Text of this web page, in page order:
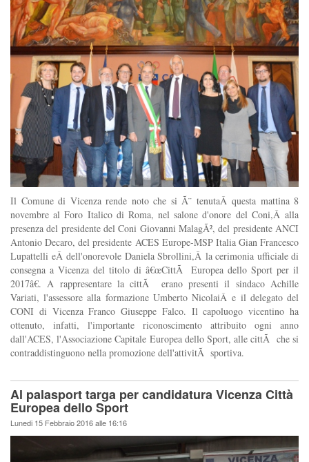
Il Comune di Vicenza rende noto che si Ã¨ tenutaÂ questa mattina 8
novembre al Foro Italico di Roma, nel salone d'onore del Coni,Â alla
presenza del presidente del Coni Giovanni MalagÃ², del presidente ANCI
Antonio Decaro, del presidente ACES Europe-MSP Italia Gian Francesco
Lupattelli eÂ dell'onorevole Daniela Sbrollini,Â la cerimonia ufficiale di
consegna a Vicenza del titolo di â€œCittÃ Europea dello Sport per il
2017â€. A rappresentare la cittÃ erano presenti il sindaco Achille
Variati, l'assessore alla formazione Umberto NicolaiÂ e il delegato del
CONI di Vicenza Franco Giuseppe Falco. Il capoluogo vicentino ha
ottenuto, infatti, l'importante riconoscimento attribuito ogni anno
dall'ACES, l'Associazione Capitale Europea dello Sport, alle cittÃ che si
contraddistinguono nella promozione dell'attivitÃ sportiva.
Al palasport targa per candidatura Vicenza Città
Europea dello Sport
Lunedi 15 Febbraio 2016 alle 16:16